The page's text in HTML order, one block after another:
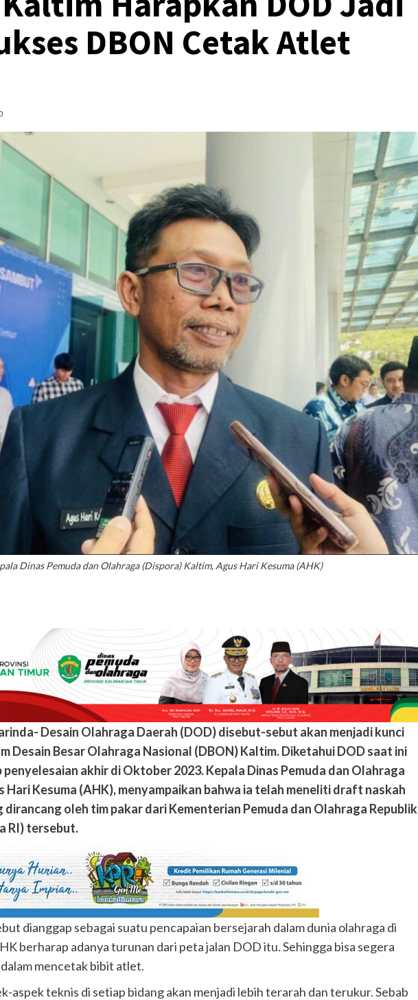
DBON Cetak Atlet
Dinas Pemuda dan Olahraga (Dispora) Kaltim, Agus Hari Kesuma (AHK)
Desain Olahraga Daerah (DOD) disebut-sebut akan menjadi kunci
Desain Besar Olahraga Nasional (DBON) Kaltim. Diketahui DOD saat ini
akhir di Oktober 2023. Kepala Dinas Pemuda dan Olahraga
Hari Kesuma (AHK), menyampaikan bahwa ia telah meneliti draft naskah
dirancang oleh tim pakar dari Kementerian Pemuda dan Olahraga Republik
RI) tersebut.
dianggap sebagai suatu pencapaian bersejarah dalam dunia olahraga di
berharap adanya turunan dari peta jalan DOD itu. Sehingga bisa segera
mencetak bibit atlet.
aspek teknis di setiap bidang akan menjadi lebih terarah dan terukur. Sebab